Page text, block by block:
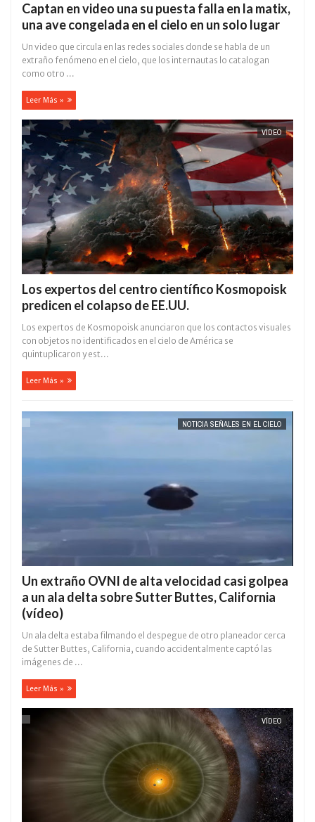
Captan en video una su puesta falla en la matix,
una ave congelada en el cielo en un solo lugar
Un video que circula en las redes sociales donde se habla de un
extraño fenómeno en el cielo, que los internautas lo catalogan
como otro ...
Leer Más »
VÍDEO
Los expertos del centro científico Kosmopoisk
predicen el colapso de EE.UU.
Los expertos de Kosmopoisk anunciaron que los contactos visuales
con objetos no identificados en el cielo de América se
quintuplicaron y est...
Leer Más »
NOTICIA SEÑALES EN EL CIELO
Un extraño OVNI de alta velocidad casi golpea
a un ala delta sobre Sutter Buttes, California
(vídeo)
Un ala delta estaba filmando el despegue de otro planeador cerca
de Sutter Buttes, California, cuando accidentalmente captó las
imágenes de ...
Leer Más »
VÍDEO